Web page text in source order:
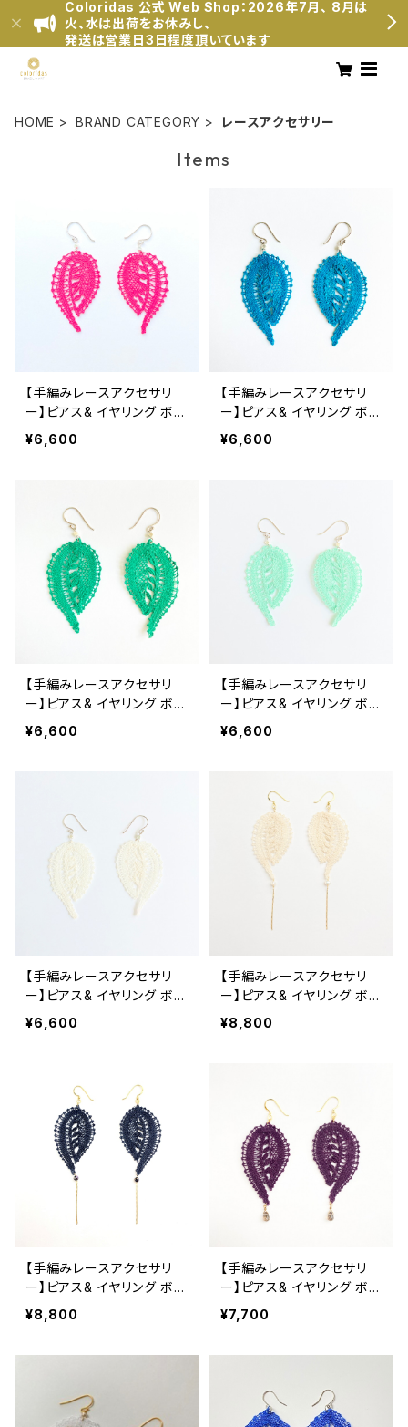
Coloridas 公式 Web Shop：2026年7月、 8月は
火、水は出荷をお休みし、
発送は営業日3日程度頂いています
HOME BRAND CATEGORY レースアクセサリー
Items
【手編みレースアクセサリ
ー】ピアス& イヤリング ボビ
ンレース ボタニカル ピンク
¥6,600
【手編みレースアクセサリ
ー】ピアス& イヤリング ボビ
ンレース ボタニカル ターコ
イズ
¥6,600
【手編みレースアクセサリ
ー】ピアス& イヤリング ボビ
ンレース ボタニカル グリー
¥6,600
【手編みレースアクセサリ
ー】ピアス& イヤリング ボビ
ンレース ボタニカル ミント
¥6,600
【手編みレースアクセサリ
ー】ピアス& イヤリング ボビ
ンレース ボタニカル ホワイ
¥6,600
【手編みレースアクセサリ
ー】ピアス& イヤリング ボビ
ンレース ボタニカル ベージ
ュ淡水パールチェーン
¥8,800
【手編みレースアクセサリ
ー】ピアス& イヤリング ボビ
ンレース ボタニカル 黒 ブラ
ックスピネルチェーン
¥8,800
【手編みレースアクセサリ
ー】ピアス& イヤリング ボビ
ンレース ボタニカル ボルド
¥7,700